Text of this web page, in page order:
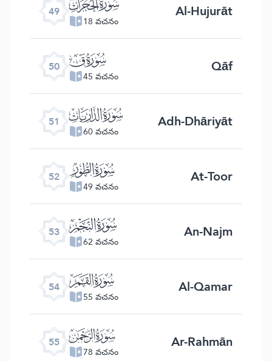
49
18 వచనం Al-Hujurāt
50 ﯟ
45 వచనం Qāf
51 ﯠ
60 వచనం Adh-Dhāriyāt
52 ﯡ
49 వచనం At-Toor
53 ﯢ
62 వచనం An-Najm
54 ﯣ
55 వచనం Al-Qamar
55 ﯤ
78 వచనం Ar-Rahmān